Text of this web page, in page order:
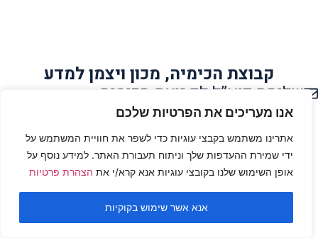
אנו מעריכים את הפרטיות שלכם
אתרינו משתמש בקבצי עוגיות כדי לשפר את חוויית המשתמש על
ידי שמירת ההעדפות שלך וניתוח תעבורת האתר. למידע נוסף על
אופן השימוש שלנו בקובצי עוגיות אנא קרא/י את הצהרת פרטיות
אנא אשר שימוש בקוקיות
קבוצת הכימיה, מכון ויצמן למדע
שליחת דוא”ל לקבוצת הכימיה
הצהרת נגישות
תנאי שימוש
צור קשר